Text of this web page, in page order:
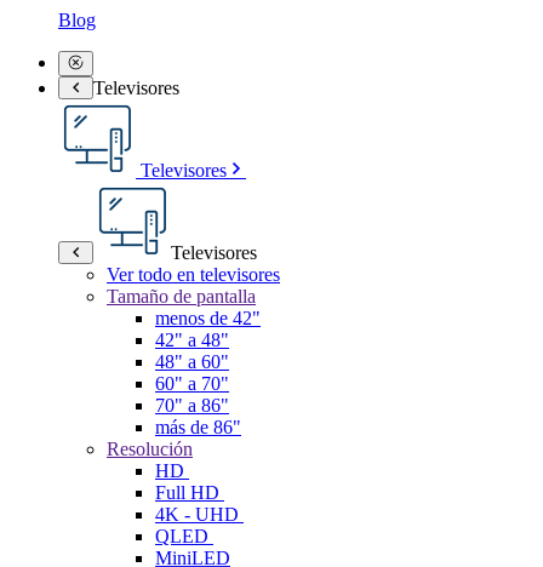
Blog
Televisores
Televisores
Televisores
Ver todo en televisores
Tamaño de pantalla
menos de 42"
42" a 48"
48" a 60"
60" a 70"
70" a 86"
más de 86"
Resolución
HD
Full HD
4K - UHD
QLED
MiniLED